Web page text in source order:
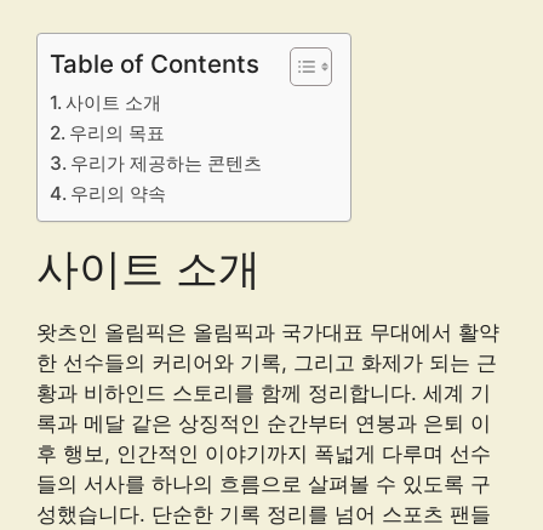
Table of Contents
사이트 소개
우리의 목표
우리가 제공하는 콘텐츠
우리의 약속
사이트 소개
왓츠인 올림픽은 올림픽과 국가대표 무대에서 활약
한 선수들의 커리어와 기록, 그리고 화제가 되는 근
황과 비하인드 스토리를 함께 정리합니다. 세계 기
록과 메달 같은 상징적인 순간부터 연봉과 은퇴 이
후 행보, 인간적인 이야기까지 폭넓게 다루며 선수
들의 서사를 하나의 흐름으로 살펴볼 수 있도록 구
성했습니다. 단순한 기록 정리를 넘어 스포츠 팬들